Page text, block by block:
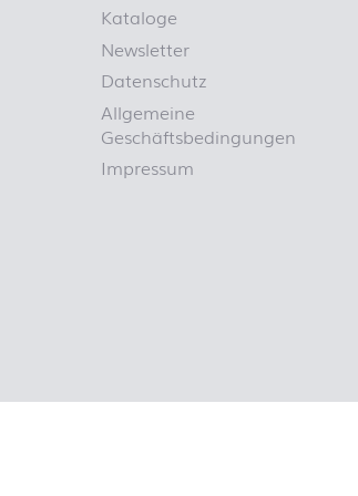
Kataloge
Newsletter
Datenschutz
Allgemeine
Geschäftsbedingungen
Impressum